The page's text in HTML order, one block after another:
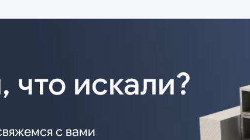
искали?
с вами